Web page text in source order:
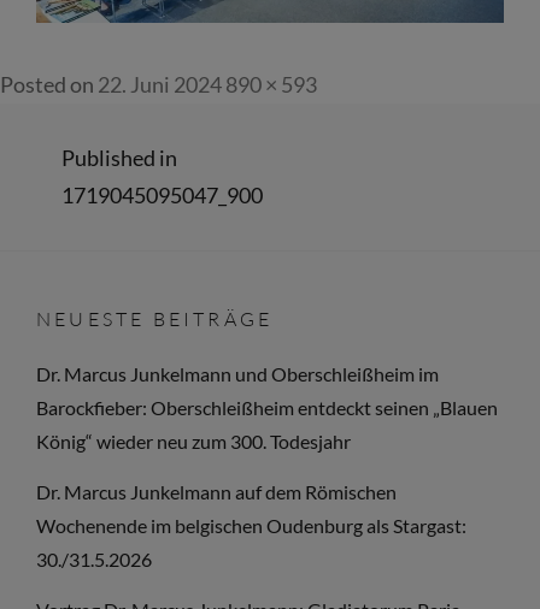
Posted on 22. Juni 2024Full
890 × 593
Beitragsnavigation
Published in
1719045095047_900
NEUESTE BEITRÄGE
Dr. Marcus Junkelmann und Oberschleißheim im
Barockfieber: Oberschleißheim entdeckt seinen „Blauen
König“ wieder neu zum 300. Todesjahr
Dr. Marcus Junkelmann auf dem Römischen
Wochenende im belgischen Oudenburg als Stargast:
30./31.5.2026